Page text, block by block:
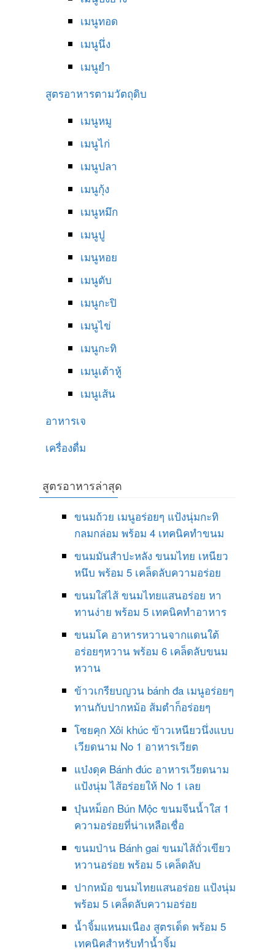
เมนูทอด
เมนูนึ่ง
เมนูยำ
สูตรอาหารตามวัตถุดิบ
เมนูหมู
เมนูไก่
เมนูปลา
เมนูกุ้ง
เมนูหมึก
เมนูปู
เมนูหอย
เมนูตับ
เมนูกะปิ
เมนูไข่
เมนูกะทิ
เมนูเต้าหู้
เมนูเส้น
อาหารเจ
เครื่องดื่ม
สูตรอาหารล่าสุด
ขนมถ้วย เมนูอร่อยๆ แป้งนุ่มกะทิ
กลมกล่อม พร้อม 4 เทคนิคทำขนม
ขนมมันสำปะหลัง ขนมไทย เหนียว
หนึบ พร้อม 5 เคล็ดลับความอร่อย
ขนมใส่ไส้ ขนมไทยแสนอร่อย หา
ทานง่าย พร้อม 5 เทคนิคทำอาหาร
ขนมโค อาหารหวานจากแดนใต้
อร่อยๆหวาน พร้อม 6 เคล็ดลับขนม
หวาน
ข้าวเกรียบญวน bánh đa เมนูอร่อยๆ
ทานกับปากหม้อ ส้มตำก็อร่อยๆ
โซยคุก Xôi khúc ข้าวเหนียวนึ่งแบบ
เวียดนาม No 1 อาหารเวียต
แบ๋งดุค Bánh đúc อาหารเวียดนาม
แป้งนุ่ม ไส้อร่อยให้ No 1 เลย
บุ๋นหม็อก Bún Mộc ขนมจีนน้ำใส 1
ความอร่อยที่น่าเหลือเชื่อ
ขนมป่าน Bánh gai ขนมไส้ถั่วเขียว
หวานอร่อย พร้อม 5 เคล็ดลับ
ปากหม้อ ขนมไทยแสนอร่อย แป้งนุ่ม
พร้อม 5 เคล็ดลับความอร่อย
น้ำจิ้มแหนมเนือง สูตรเด็ด พร้อม 5
เทคนิคสำหรับทำน้ำจิ้ม